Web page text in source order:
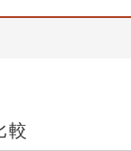
較